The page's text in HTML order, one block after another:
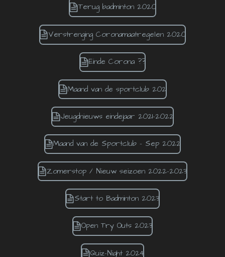
Terug badminton 2020
Verstrenging Coronamaatregelen 2020
Einde Corona ??
Maand van de sportclub 2021
Jeugdnieuws eindejaar 2021-2022
Maand van de Sportclub - Sep 2022
Zomerstop / Nieuw seizoen 2022-2023
Start to Badminton 2023
Open Try Outs 2023
Quiz-Night 2024